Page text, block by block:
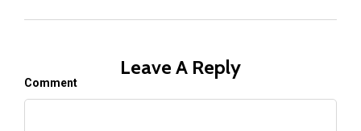
Leave A Reply
Comment